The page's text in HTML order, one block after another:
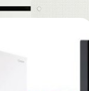
ษณา XBoxOne S
ray 4K !!